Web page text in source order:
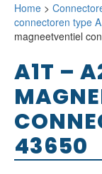
Home >
connectoren type
magneetventiel
A1T –
43650